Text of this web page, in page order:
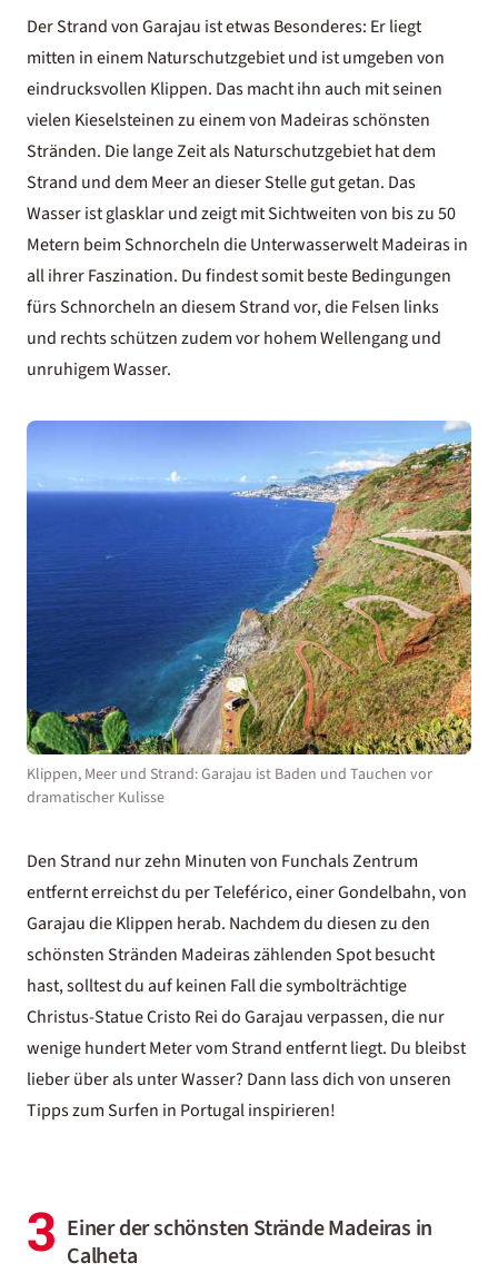
Der Strand von Garajau ist etwas Besonderes: Er liegt
mitten in einem Naturschutzgebiet und ist umgeben von
eindrucksvollen Klippen. Das macht ihn auch mit seinen
vielen Kieselsteinen zu einem von Madeiras schönsten
Stränden. Die lange Zeit als Naturschutzgebiet hat dem
Strand und dem Meer an dieser Stelle gut getan. Das
Wasser ist glasklar und zeigt mit Sichtweiten von bis zu 50
Metern beim Schnorcheln die Unterwasserwelt Madeiras in
all ihrer Faszination. Du findest somit beste Bedingungen
fürs Schnorcheln an diesem Strand vor, die Felsen links
und rechts schützen zudem vor hohem Wellengang und
unruhigem Wasser.
Klippen, Meer und Strand: Garajau ist Baden und Tauchen vor
dramatischer Kulisse
Den Strand nur zehn Minuten von Funchals Zentrum
entfernt erreichst du per Teleférico, einer Gondelbahn, von
Garajau die Klippen herab. Nachdem du diesen zu den
schönsten Stränden Madeiras zählenden Spot besucht
hast, solltest du auf keinen Fall die symbolträchtige
Christus-Statue Cristo Rei do Garajau verpassen, die nur
wenige hundert Meter vom Strand entfernt liegt. Du bleibst
lieber über als unter Wasser? Dann lass dich von unseren
Tipps zumSurfen in Portugalinspirieren!
3 Einer der schönsten Strände Madeiras in
Calheta